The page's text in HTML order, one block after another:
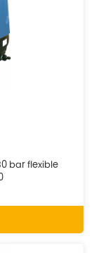
bar flexible